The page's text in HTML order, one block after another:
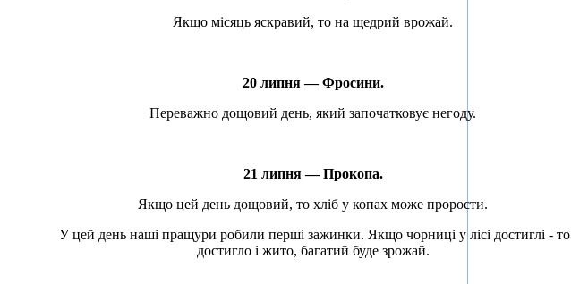
Якщо місяць яскравий, то на щедрий врожай.
20 липня — Фросини.
Переважно дощовий день, який започатковує негоду.
21 липня — Прокопа.
Якщо цей день дощовий, то хліб у копах може прорости.
У цей день наші пращури робили перші зажинки. Якщо чорниці у лісі достиглі - то
достигло і жито, багатий буде зрожай.